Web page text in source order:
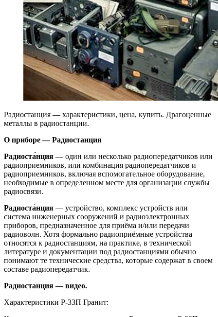
Радиостанция — характеристики, цена, купить. Драгоценные
металлы в радиостанции.
О приборе — Радиостанция
Радиоста́нция — один или несколько радиопередатчиков или
радиоприемников, или комбинация радиопередатчиков и
радиоприемников, включая вспомогательное оборудование,
необходимые в определенном месте для организации службы
радиосвязи.
Радиоста́нция — устройство, комплекс устройств или
система инженерных сооружений и радиоэлектронных
приборов, предназначенное для приёма и/или передачи
радиоволн. Хотя формально радиоприёмные устройства
относятся к радиостанциям, на практике, в технической
литературе и документации под радиостанциями обычно
понимают те технические средства, которые содержат в своем
составе радиопередатчик.
Радиостанция — видео.
Характеристики Р-33П Гранит: